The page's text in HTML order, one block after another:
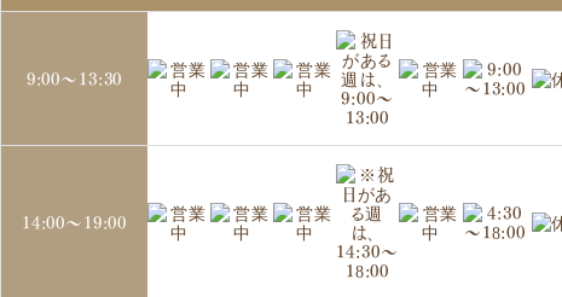
9:00～13:30
14:00～19:00